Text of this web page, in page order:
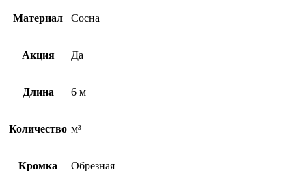
Материал Сосна
Акция Да
Длина 6 м
Количество м³
Кромка Обрезная